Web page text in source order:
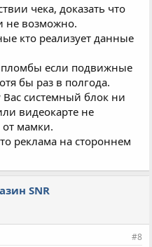
чека, доказать что
не возможно.
кто реализует данные
пломбы если подвижные
бы раз в полгода.
Вас системный блок ни
видеокарте не
от мамки.
реклама на стороннем
SNR
#8